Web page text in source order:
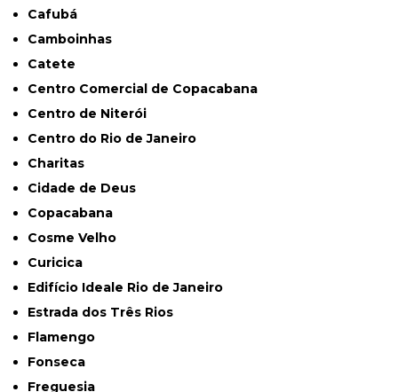
Cafubá
Camboinhas
Catete
Centro Comercial de Copacabana
Centro de Niterói
Centro do Rio de Janeiro
Charitas
Cidade de Deus
Copacabana
Cosme Velho
Curicica
Edifício Ideale Rio de Janeiro
Estrada dos Três Rios
Flamengo
Fonseca
Freguesia